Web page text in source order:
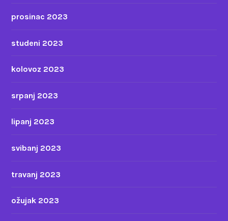
prosinac 2023
studeni 2023
kolovoz 2023
srpanj 2023
lipanj 2023
svibanj 2023
travanj 2023
ožujak 2023